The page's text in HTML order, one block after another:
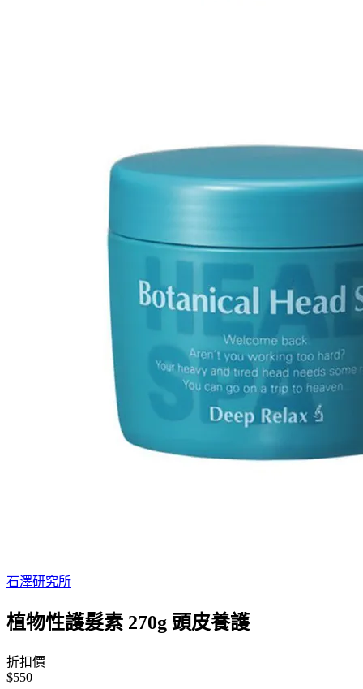
石澤研究所
植物性護髮素 270g 頭皮養護
折扣價
$550